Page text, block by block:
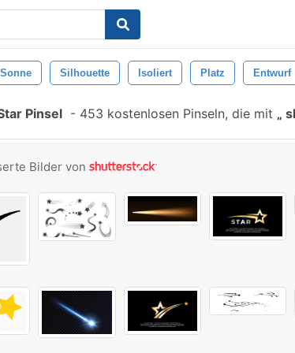
Sonne Silhouette Isoliert Platz Entwurf
Pinsel - 453 kostenlosen Pinseln, die mit
Bilder von